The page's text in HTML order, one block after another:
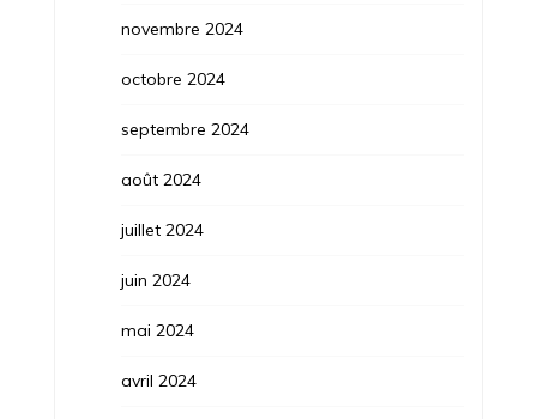
novembre 2024
octobre 2024
septembre 2024
août 2024
juillet 2024
juin 2024
mai 2024
avril 2024